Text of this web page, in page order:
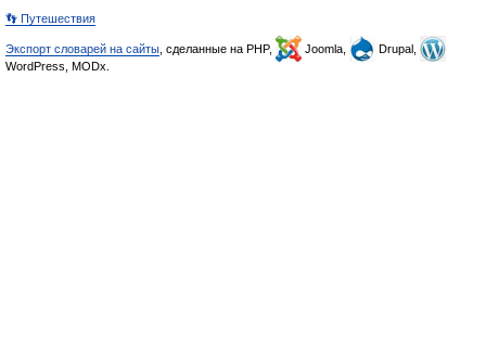
👣 Путешествия
Экспорт словарей на сайты , сделанные на PHP, Joomla,
Drupal,
WordPress, MODx.